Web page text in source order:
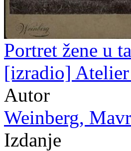
Portret žene u
[izradio]
Autor
Weinberg,
Izdanje